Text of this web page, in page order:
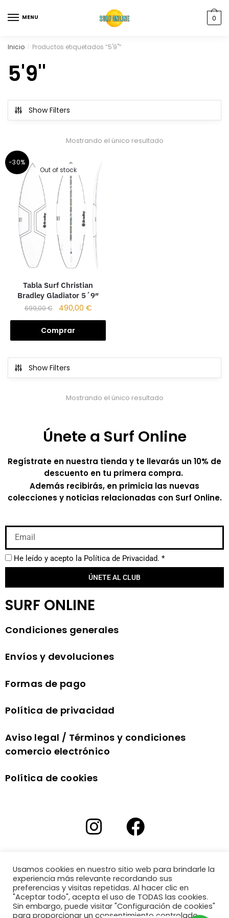
MENU 0
Inicio / Productos etiquetados “5'9''”
5'9''
Show Filters
Mostrando el único resultado
-30%
Out of stock
Tabla Surf Christian
Bradley Gladiator 5´9″
699,00€ 490,00 €
Comprar
Show Filters
Mostrando el único resultado
Únete a Surf Online
Regístrate en nuestra tienda y te llevarás un 10% de
descuento en tu primera compra.
Además recibirás, en primicia las nuevas
colecciones y noticias relacionadas con Surf Online.
He leído y acepto la Política de Privacidad. *
ÚNETE AL CLUB
SURF ONLINE
Condiciones generales
Envíos y devoluciones
Formas de pago
Política de privacidad
Aviso legal / Términos y condiciones
comercio electrónico
Política de cookies
Usamos cookies en nuestro sitio web para brindarle la
experiencia más relevante recordando sus
preferencias y visitas repetidas. Al hacer clic en
"Aceptar todo", acepta el uso de TODAS las cookies.
Sin embargo, puede visitar "Configuración de cookies"
para proporcionar un consentimiento controlado.